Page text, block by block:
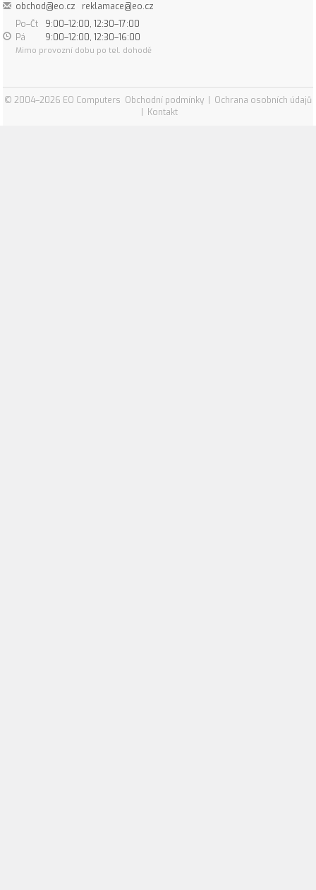
obchod@eo.cz
reklamace@eo.cz
Po–Čt
9:00–12:00, 12:30–17:00
Pá
9:00–12:00, 12:30–16:00
Mimo provozní dobu po tel. dohodě
© 2004–2026 EO Computers Obchodní podmínky
Ochrana osobních údajů
Kontakt